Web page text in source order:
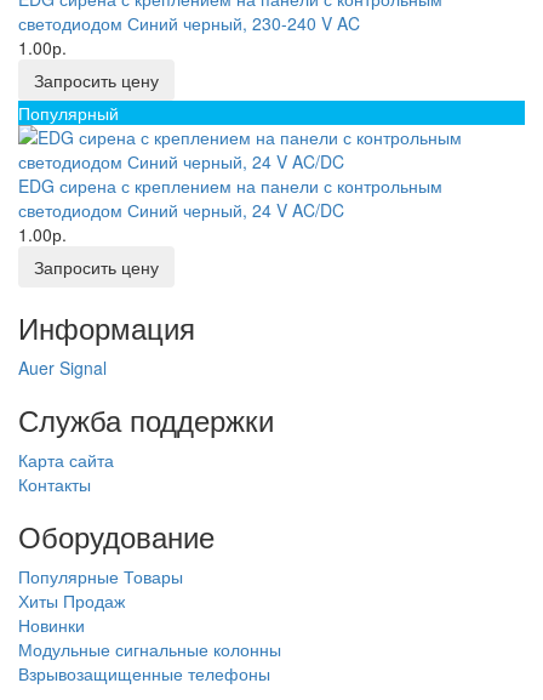
светодиодом Синий черный, 230-240 V AC
1.00р.
Запросить цену
Популярный
EDG сирена с креплением на панели с контрольным
светодиодом Синий черный, 24 V AC/DC
1.00р.
Запросить цену
Информация
Auer Signal
Служба поддержки
Карта сайта
Контакты
Оборудование
Популярные Товары
Хиты Продаж
Новинки
Модульные сигнальные колонны
Взрывозащищенные телефоны